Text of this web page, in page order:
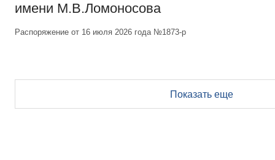
имени М.В.Ломоносова
Распоряжение от 16 июля 2026 года №1873-р
Показать еще